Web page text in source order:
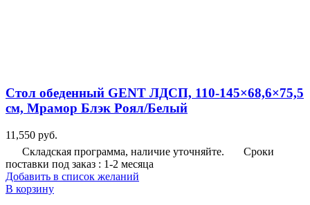
Стол обеденный GENT ЛДСП, 110-145×68,6×75,5
см, Мрамор Блэк Роял/Белый
11,550 руб.
Складская программа, наличие уточняйте.
Сроки
поставки под заказ : 1-2 месяца
Добавить в список желаний
В корзину